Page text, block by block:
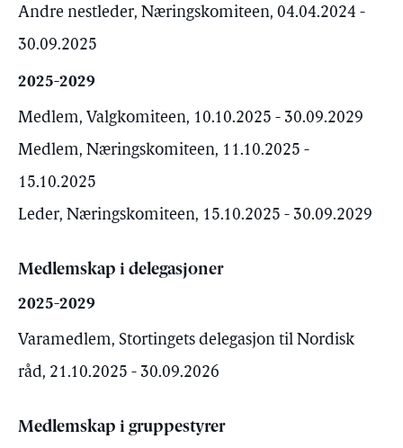
Andre nestleder, Næringskomiteen, 04.04.2024 -
30.09.2025
2025-2029
Medlem, Valgkomiteen, 10.10.2025 - 30.09.2029
Medlem, Næringskomiteen, 11.10.2025 -
15.10.2025
Leder, Næringskomiteen, 15.10.2025 - 30.09.2029
Medlemskap i delegasjoner
2025-2029
Varamedlem, Stortingets delegasjon til Nordisk
råd, 21.10.2025 - 30.09.2026
Medlemskap i gruppestyrer